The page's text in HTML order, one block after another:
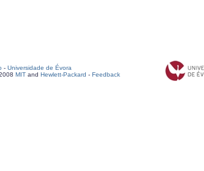
- Universidade de Évora
MIT and Hewlett-Packard - Feedback